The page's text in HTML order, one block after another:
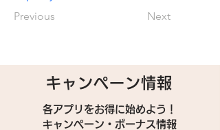
Previous Next
キャンペーン情報
各アプリをお得に始めよう！
キャンペーン・ボーナス情報